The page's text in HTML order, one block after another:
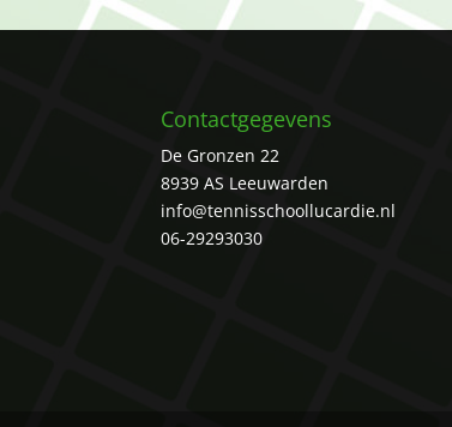
Contactgegevens
De Gronzen 22
8939 AS Leeuwarden
info@tennisschoollucardie.nl
06-29293030